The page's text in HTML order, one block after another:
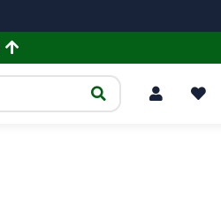
Verlegeanleitungen